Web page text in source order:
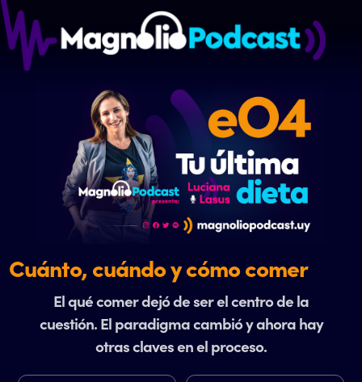
Cuánto, cuándo y cómo comer
El qué comer dejó de ser el centro de la
cuestión. El paradigma cambió y ahora hay
otras claves en el proceso.